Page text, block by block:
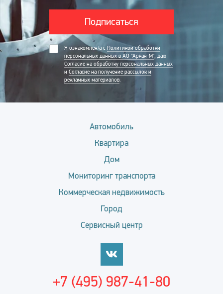
Подписаться
Я ознакомлен/а с Политикой обработки
персональных данных в АО "Аркан-М", даю
Согласие на обработку персональных данных
и Согласие на получение рассылок и
рекламных материалов.
Автомобиль
Квартира
Дом
Мониторинг транспорта
Коммерческая недвижимость
Город
Сервисный центр
+7 (495) 987-41-80